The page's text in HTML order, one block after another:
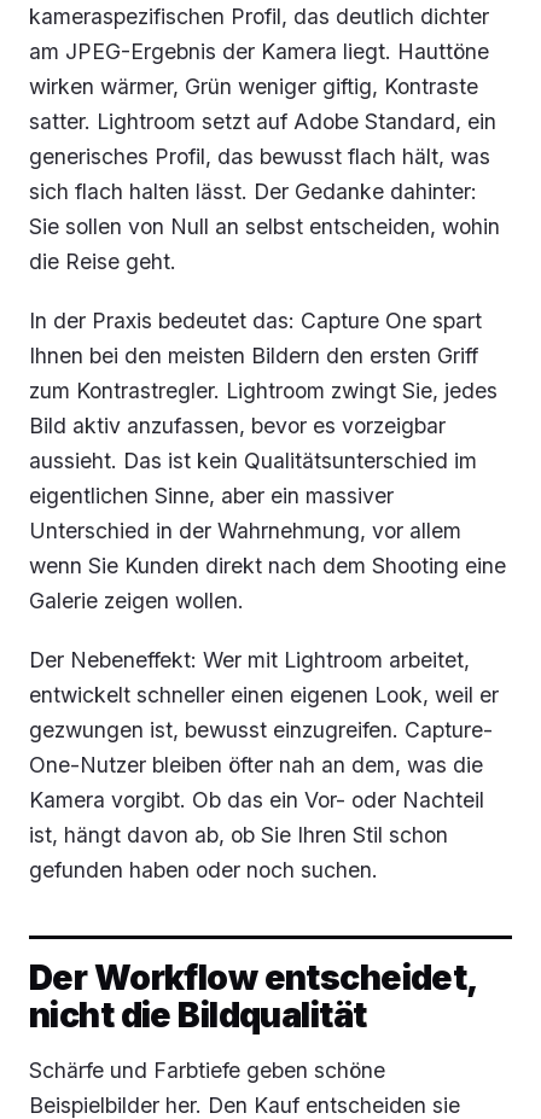
kameraspezifischen Profil, das deutlich dichter
am JPEG-Ergebnis der Kamera liegt. Hauttöne
wirken wärmer, Grün weniger giftig, Kontraste
satter. Lightroom setzt auf Adobe Standard, ein
generisches Profil, das bewusst flach hält, was
sich flach halten lässt. Der Gedanke dahinter:
Sie sollen von Null an selbst entscheiden, wohin
die Reise geht.
In der Praxis bedeutet das: Capture One spart
Ihnen bei den meisten Bildern den ersten Griff
zum Kontrastregler. Lightroom zwingt Sie, jedes
Bild aktiv anzufassen, bevor es vorzeigbar
aussieht. Das ist kein Qualitätsunterschied im
eigentlichen Sinne, aber ein massiver
Unterschied in der Wahrnehmung, vor allem
wenn Sie Kunden direkt nach dem Shooting eine
Galerie zeigen wollen.
Der Nebeneffekt: Wer mit Lightroom arbeitet,
entwickelt schneller einen eigenen Look, weil er
gezwungen ist, bewusst einzugreifen. Capture-
One-Nutzer bleiben öfter nah an dem, was die
Kamera vorgibt. Ob das ein Vor- oder Nachteil
ist, hängt davon ab, ob Sie Ihren Stil schon
gefunden haben oder noch suchen.
Der Workflow entscheidet,
nicht die Bildqualität
Schärfe und Farbtiefe geben schöne
Beispielbilder her. Den Kauf entscheiden sie